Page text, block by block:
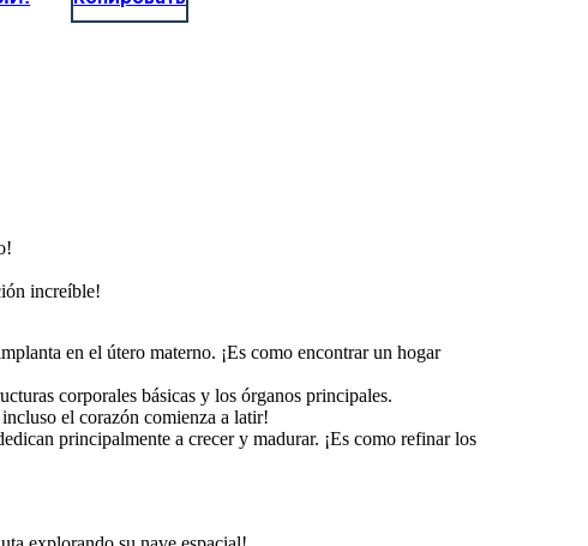
increíble!
en el útero materno. ¡Es como encontrar un hogar
corporales básicas y los órganos principales.
el corazón comienza a latir!
principalmente a crecer y madurar. ¡Es como refinar los